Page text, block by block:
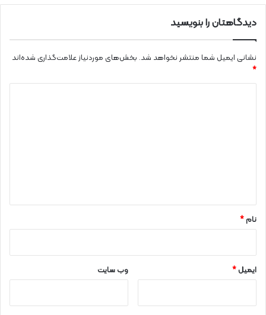
دیدگاهتان را بنویسید
نشانی ایمیل شما منتشر نخواهد شد. بخش‌های موردنیاز علامت‌گذاری شده‌اند
*
نام*
ایمیل* وب‌ سایت